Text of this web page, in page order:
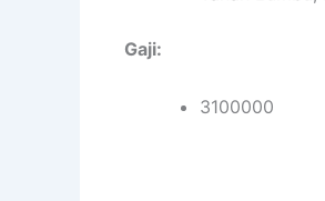
Gaji:
3100000